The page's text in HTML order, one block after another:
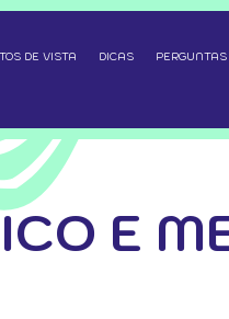
DE VISTA DICAS
E